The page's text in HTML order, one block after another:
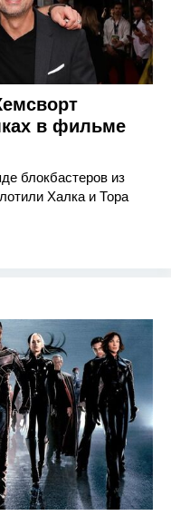
в фильме
блокбастеров из
Халка и Тора